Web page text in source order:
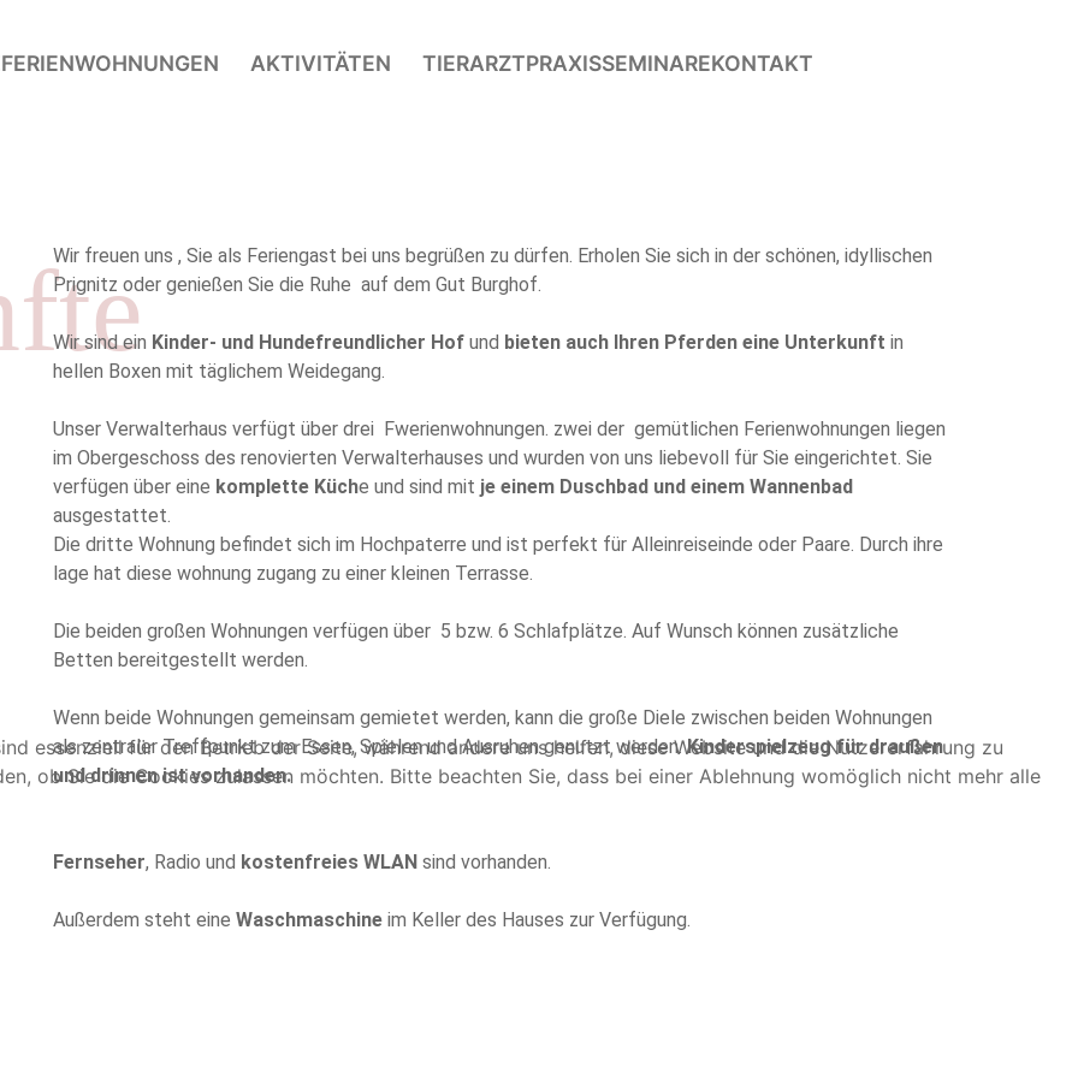
FERIENWOHNUNGEN AKTIVITÄTEN TIERARZTPRAXISSEMINAREKONTAKT
Wir freuen uns , Sie als Feriengast bei uns begrüßen zu dürfen. Erholen Sie sich in der schönen, idyllischen
Prignitz oder genießen Sie die Ruhe auf dem Gut Burghof.
Wir sind ein Kinder- und Hundefreundlicher Hofund bieten auch Ihren Pferden eine Unterkunft in
hellen Boxen mit täglichem Weidegang.
Unser Verwalterhaus verfügt über drei Fwerienwohnungen. zwei der gemütlichen Ferienwohnungen liegen
im Obergeschoss des renovierten Verwalterhauses und wurden von uns liebevoll für Sie eingerichtet. Sie
verfügen über eine komplette Küche und sind mit je einem Duschbad und einem Wannenbad
ausgestattet.
Die dritte Wohnung befindet sich im Hochpaterre und ist perfekt für Alleinreiseinde oder Paare. Durch ihre
lage hat diese wohnung zugang zu einer kleinen Terrasse.
Die beiden großen Wohnungen verfügen über 5 bzw. 6 Schlafplätze. Auf Wunsch können zusätzliche
Betten bereitgestellt werden.
Wenn beide Wohnungen gemeinsam gemietet werden, kann die große Diele zwischen beiden Wohnungen
als zentraler Treffpunkt zum Essen, Spielen und Ausruhen genutzt werden.Kinderspielzeug für draußen
und drinnen ist vorhanden.
Fernseher, Radio und kostenfreies WLANsind vorhanden.
Außerdem steht eine Waschmaschine im Keller des Hauses zur Verfügung.
essenziell für den Betrieb der Seite, während andere uns helfen, diese Website und die Nutzererfahrung zu
ob Sie die Cookies zulassen möchten. Bitte beachten Sie, dass bei einer Ablehnung womöglich nicht mehr alle